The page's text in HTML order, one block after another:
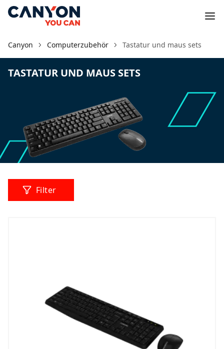
Canyon Computerzubehör Tastatur und maus sets
TASTATUR UND MAUS SETS
Filter